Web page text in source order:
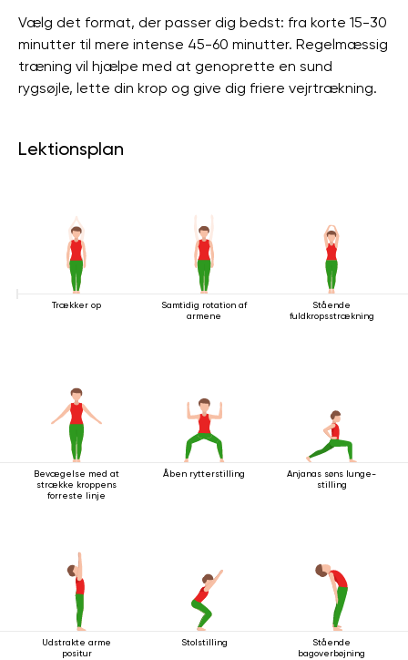
Vælg det format, der passer dig bedst: fra korte 15-30
minutter til mere intense 45-60 minutter. Regelmæssig
træning vil hjælpe med at genoprette en sund
rygsøjle, lette din krop og give dig friere vejrtrækning.
Lektionsplan
Trækker op
Samtidig rotation af
armene
Stående
fuldkropsstrækning
Bevægelse med at
strække kroppens
forreste linje
Åben rytterstilling
Anjanas søns lunge-
stilling
Udstrakte arme
positur
Stolstilling
Stående
bagoverbøjning